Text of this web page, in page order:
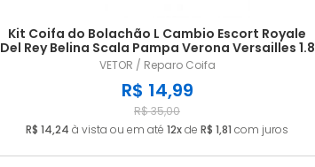
Kit Coifa do Bolachão L Cambio Escort Royale
Del Rey Belina Scala Pampa Verona Versailles 1.8
2.0
VETOR / Reparo Coifa
R$ 14,99
R$ 35,00
R$ 14,24 à vista ou em até 12xde R$ 1,81 com juros